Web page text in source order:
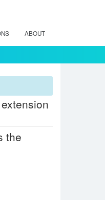
ABOUT
the